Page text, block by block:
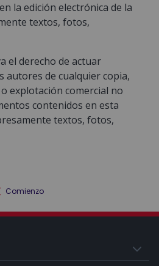
la edición electrónica de la
textos, fotos,
el derecho de actuar
autores de cualquier copia,
explotación comercial no
contenidos en esta
textos, fotos,
Comienzo